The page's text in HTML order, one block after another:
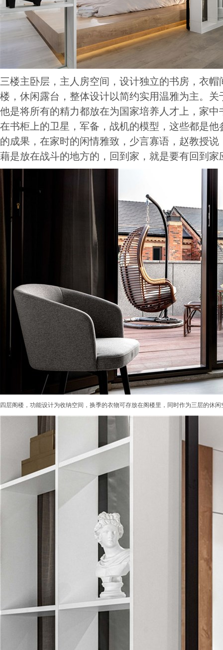
三楼主卧层，主人房空间，设计独立的书房，衣
楼，休闲露台，整体设计以简约实用温雅为主。
他是将所有的精力都放在为国家培养人才上，家
在书柜上的卫星，军备，战机的模型，这些都是
的成果，在家时的闲情雅致，少言寡语，赵教授
藉是放在战斗的地方的，回到家，就是要有回到家
四层阁楼，功能设计为收纳空间，换季的衣物可存放在阁楼里，同时作为三层的休闲